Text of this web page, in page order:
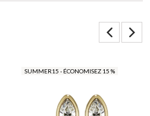
SUMMER15 - ÉCONOMISEZ 15 %